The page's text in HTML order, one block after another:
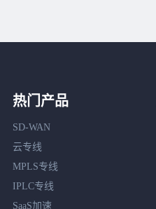
热门产品
SD-WAN
云专线
MPLS专线
IPLC专线
SaaS加速